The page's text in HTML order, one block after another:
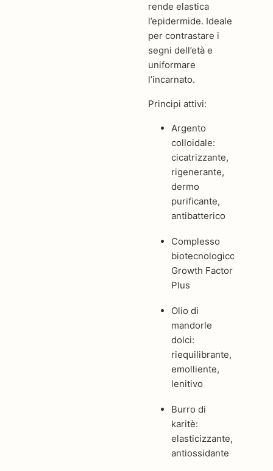
rende elastica
l’epidermide. Ideale
per contrastare i
segni dell’età e
uniformare
l’incarnato.
Principi attivi:
Argento
colloidale:
cicatrizzante,
rigenerante,
dermo
purificante,
antibatterico
Complesso
biotecnologico
Growth Factor
Plus
Olio di
mandorle
dolci:
riequilibrante,
emolliente,
lenitivo
Burro di
karitè:
elasticizzante,
antiossidante